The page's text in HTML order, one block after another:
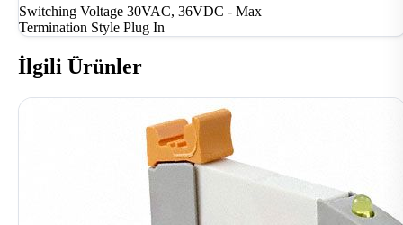
Switching Voltage 30VAC, 36VDC - Max
Termination Style Plug In
İlgili Ürünler